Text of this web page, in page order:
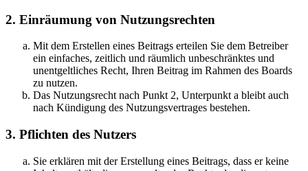
2. Einräumung von Nutzungsrechten
Mit dem Erstellen eines Beitrags erteilen Sie dem Betreiber
ein einfaches, zeitlich und räumlich unbeschränktes und
unentgeltliches Recht, Ihren Beitrag im Rahmen des Boards
zu nutzen.
Das Nutzungsrecht nach Punkt 2, Unterpunkt a bleibt auch
nach Kündigung des Nutzungsvertrages bestehen.
3. Pflichten des Nutzers
Sie erklären mit der Erstellung eines Beitrags, dass er keine